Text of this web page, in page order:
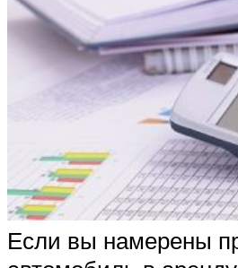
Если вы намерены